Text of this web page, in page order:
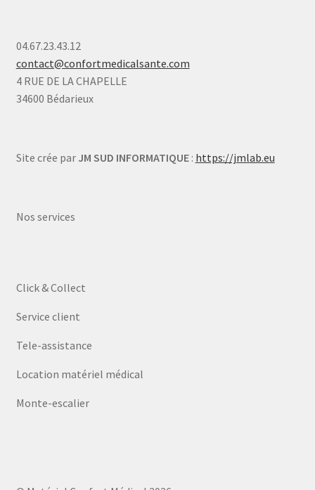
04.67.23.43.12
contact@confortmedicalsante.com
4 RUE DE LA CHAPELLE
34600 Bédarieux
Site crée par JM SUD INFORMATIQUE: https://jmlab.eu
Nos services
Click & Collect
Service client
Tele-assistance
Location matériel médical
Monte-escalier